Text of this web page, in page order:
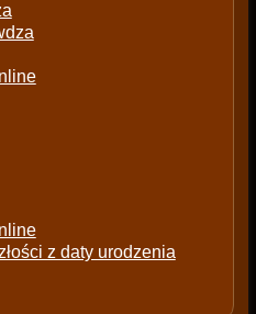
z daty urodzenia